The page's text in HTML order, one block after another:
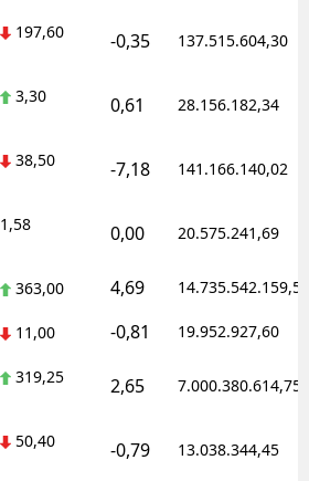
197,60 -0,35 137.515.604,30
3,30 0,61 28.156.182,34
38,50 -7,18 141.166.140,02
1,58 0,00 20.575.241,69
363,00 4,69 14.735.542.159,50
11,00 -0,81 19.952.927,60
319,25 2,65 7.000.380.614,75
50,40 -0,79 13.038.344,45